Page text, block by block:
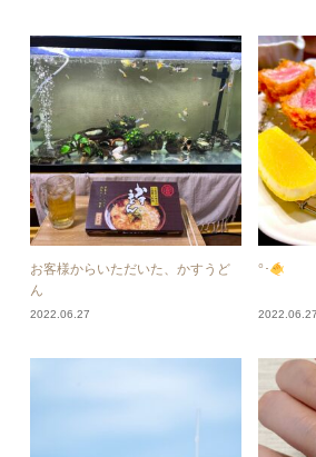
お客様からいただいた、かすうど
ん
2022.06.27
°･
2022.06.27